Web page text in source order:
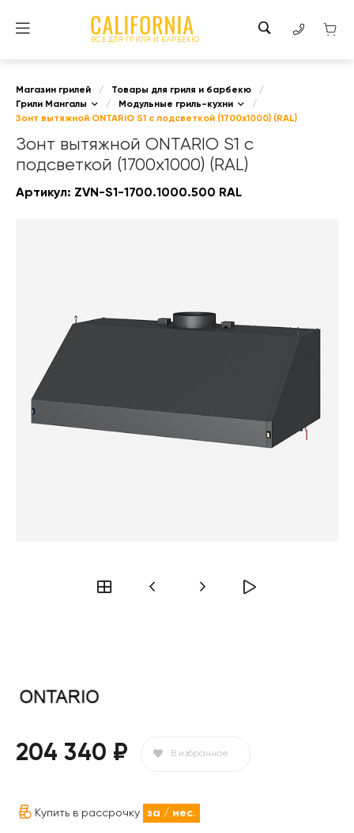
ВСЕ ДЛЯ ГРИЛЯ И БАРБЕКЮ
Магазин грилей / Товары для гриля и барбекю
/
Грили Мангалы
/ Модульные гриль-кухни
/
Зонт вытяжной ONTARIO S1 с подсветкой (1700x1000) (RAL)
Зонт вытяжной ONTARIO S1 с
подсветкой (1700x1000) (RAL)
Артикул: ZVN-S1-1700.1000.500 RAL
204 340 ₽ В избранное
Купить в рассрочку за / мес.